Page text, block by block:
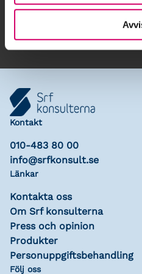
Lägg till i
Kontakt
010-483 80 00
info@srfkonsult.se
Länkar
Kontakta oss
Om Srf konsulterna
Press och opinion
Produkter
Personuppgiftsbehandling
Följ oss